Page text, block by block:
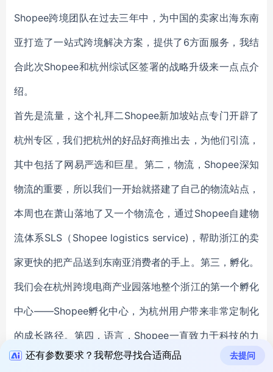
Shopee跨境团队在过去三年中，为中国的卖家出海东南
亚打造了一站式跨境解决方案，提供了6方面服务，我结
合此次Shopee和杭州综试区签署的战略升级来一点点介
绍。
首先是流量，这个礼拜二Shopee新加坡站点专门开辟了
杭州专区，我们把杭州的好品好商推出去，为他们引流，
其中包括了网易严选和巨星。第二，物流，Shopee深知
物流的重要，所以我们一开始就搭建了自己的物流站点，
本周也在萧山落地了又一个物流仓，通过Shopee自建物
流体系SLS（Shopee logistics service)，帮助浙江的卖
家更快的把产品送到东南亚消费者的手上。第三，孵化。
我们会在杭州跨境电商产业园落地整个浙江的第一个孵化
中心——Shopee孵化中心，为杭州用户带来非常定制化
的成长路径。第四，语言，Shopee一直致力于科技的力
量，我们通过语言智能翻译机器提供免费的产品翻译功
还有参数要求？我帮您寻找合适商品 去提问